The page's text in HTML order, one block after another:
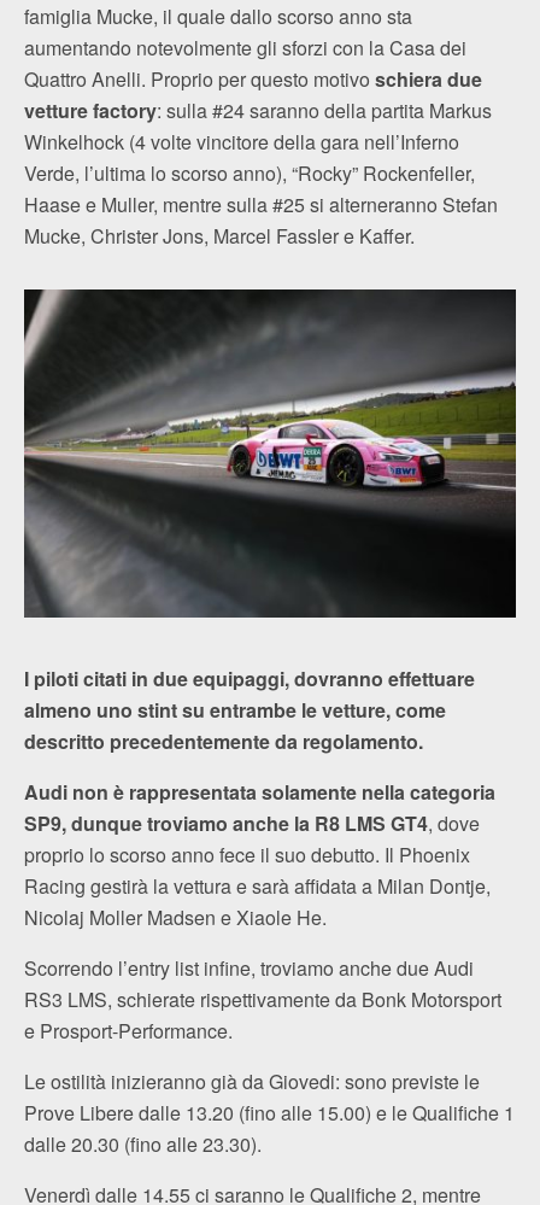
famiglia Mucke, il quale dallo scorso anno sta
aumentando notevolmente gli sforzi con la Casa dei
Quattro Anelli. Proprio per questo motivo schiera due
vetture factory: sulla #24 saranno della partita Markus
Winkelhock (4 volte vincitore della gara nell’Inferno
Verde, l’ultima lo scorso anno), “Rocky” Rockenfeller,
Haase e Muller, mentre sulla #25 si alterneranno Stefan
Mucke, Christer Jons, Marcel Fassler e Kaffer.
I piloti citati in due equipaggi, dovranno effettuare
almeno uno stint su entrambe le vetture, come
descritto precedentemente da regolamento.
Audi non è rappresentata solamente nella categoria
SP9, dunque troviamo anche la R8 LMS GT4, dove
proprio lo scorso anno fece il suo debutto. Il Phoenix
Racing gestirà la vettura e sarà affidata a Milan Dontje,
Nicolaj Moller Madsen e Xiaole He.
Scorrendo l’entry list infine, troviamo anche due Audi
RS3 LMS, schierate rispettivamente da Bonk Motorsport
e Prosport-Performance.
Le ostilità inizieranno già da Giovedi: sono previste le
Prove Libere dalle 13.20 (fino alle 15.00) e le Qualifiche 1
dalle 20.30 (fino alle 23.30).
Venerdì dalle 14.55 ci saranno le Qualifiche 2, mentre